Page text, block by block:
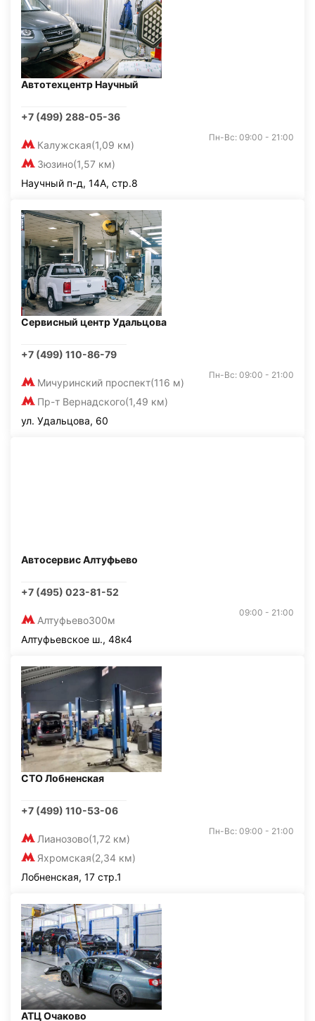
Автотехцентр Научный
+7 (499) 288-05-36
Калужская(1,09 км)
Зюзино(1,57 км)
Пн-Вс: 09:00 - 21:00
Научный п-д, 14А, стр.8
Сервисный центр Удальцова
+7 (499) 110-86-79
Мичуринский проспект(116 м)
Пр-т Вернадского(1,49 км)
Пн-Вс: 09:00 - 21:00
ул. Удальцова, 60
Автосервис Алтуфьево
+7 (495) 023-81-52
Алтуфьево300м
09:00 - 21:00
Алтуфьевское ш., 48к4
СТО Лобненская
+7 (499) 110-53-06
Лианозово(1,72 км)
Яхромская(2,34 км)
Пн-Вс: 09:00 - 21:00
Лобненская, 17 стр.1
АТЦ Очаково